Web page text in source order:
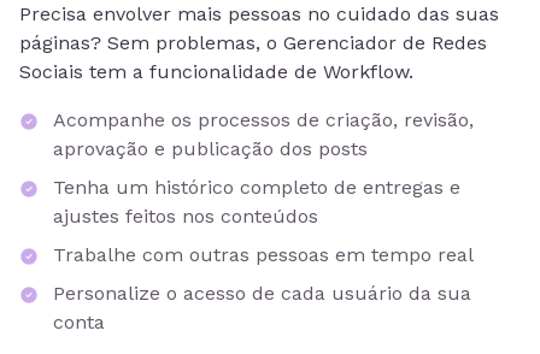
Precisa envolver mais pessoas no cuidado das suas
páginas? Sem problemas, o Gerenciador de Redes
Sociais tem a funcionalidade de Workflow.
Acompanhe os processos de criação, revisão,
aprovação e publicação dos posts
Tenha um histórico completo de entregas e
ajustes feitos nos conteúdos
Trabalhe com outras pessoas em tempo real
Personalize o acesso de cada usuário da sua
conta